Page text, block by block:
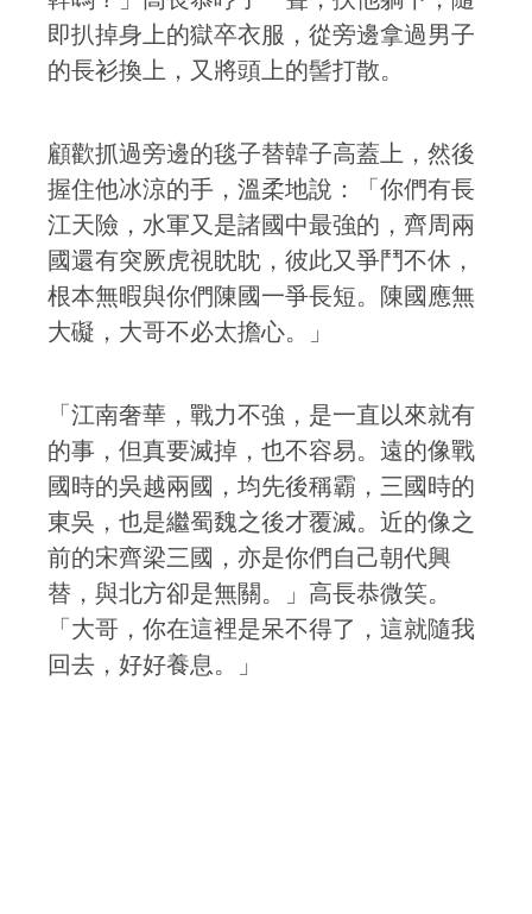
即扒掉身上的獄卒衣服，從旁邊拿過男子
的長衫換上，又將頭上的髻打散。
顧歡抓過旁邊的毯子替韓子高蓋上，然後
握住他冰涼的手，溫柔地說：「你們有長
江天險，水軍又是諸國中最強的，齊周兩
國還有突厥虎視眈眈，彼此又爭鬥不休，
根本無暇與你們陳國一爭長短。陳國應無
大礙，大哥不必太擔心。」
「江南奢華，戰力不強，是一直以來就有
的事，但真要滅掉，也不容易。遠的像戰
國時的吳越兩國，均先後稱霸，三國時的
東吳，也是繼蜀魏之後才覆滅。近的像之
前的宋齊梁三國，亦是你們自己朝代興
替，與北方卻是無關。」高長恭微笑。
「大哥，你在這裡是呆不得了，這就隨我
回去，好好養息。」